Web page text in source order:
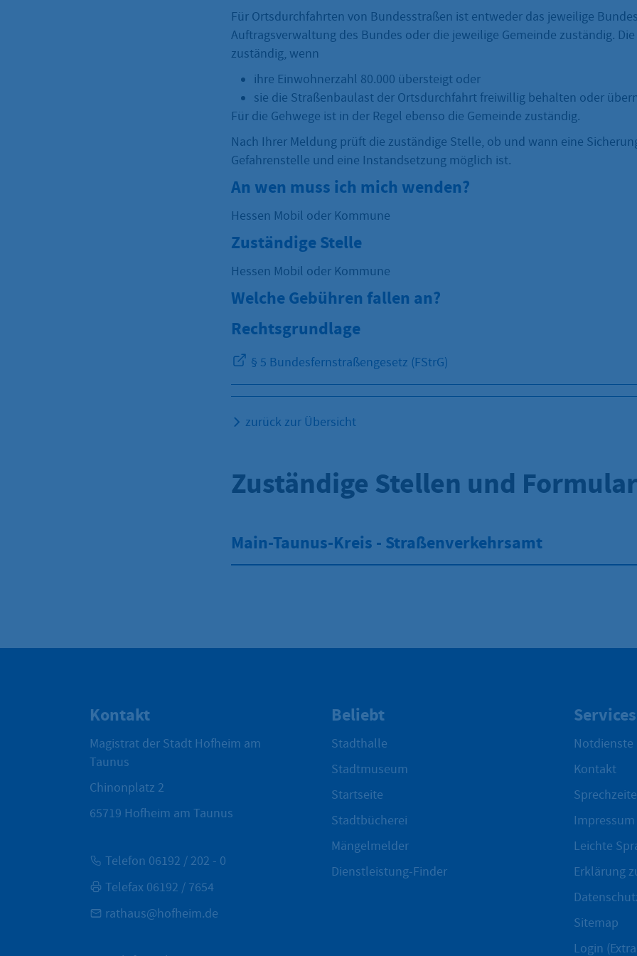
Für Ortsdurchfahrten von Bundesstraßen ist entweder das jeweilige
Auftragsverwaltung des Bundes oder die jeweilige Gemeinde zuständig.
zuständig, wenn
ihre Einwohnerzahl 80.000 übersteigt oder
sie die Straßenbaulast der Ortsdurchfahrt freiwillig behalten oder
Für die Gehwege ist in der Regel ebenso die Gemeinde zuständig.
Nach Ihrer Meldung prüft die zuständige Stelle, ob und wann eine
Gefahrenstelle und eine Instandsetzung möglich ist.
An wen muss ich mich wenden?
Hessen Mobil oder Kommune
Zuständige Stelle
Hessen Mobil oder Kommune
Welche Gebühren fallen an?
Rechtsgrundlage
§ 5 Bundesfernstraßengesetz (FStrG)
zurück zur Übersicht
Zuständige Stellen und
Main-Taunus-Kreis - Straßenverkehrsamt
Kontakt
Magistrat der Stadt Hofheim am
Taunus
Chinonplatz 2
65719 Hofheim am Taunus
Telefon 06192 / 202 - 0
Telefax 06192 / 7654
rathaus@hofheim.de
Beliebt
Stadthalle
Stadtmuseum
Startseite
Stadtbücherei
Mängelmelder
Dienstleistung-Finder
Services
Notdienste
Kontakt
Impressum
Leichte
Erklärung
Sitemap
Login